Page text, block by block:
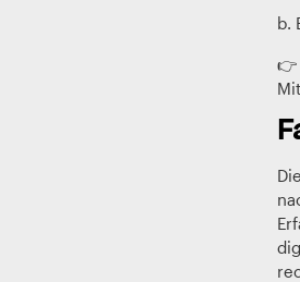
b.
👉
Die